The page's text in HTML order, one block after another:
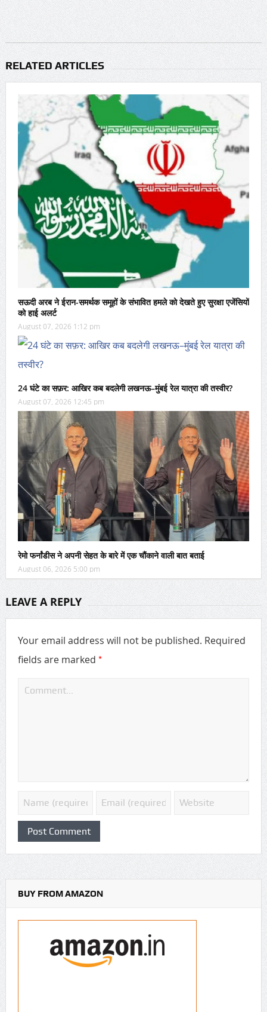
RELATED ARTICLES
सऊदी अरब ने ईरान-समर्थक समूहों के संभावित हमले को देखते हुए सुरक्षा एजेंसियों
को हाई अलर्ट
August 07, 2026 1:12 pm
24 घंटे का सफ़र: आखिर कब बदलेगी लखनऊ–मुंबई रेल यात्रा की तस्वीर?
August 07, 2026 12:45 pm
रेमो फर्नांडीस ने अपनी सेहत के बारे में एक चौंकाने वाली बात बताई
August 06, 2026 5:00 pm
LEAVE A REPLY
Your email address will not be published. Required
fields are marked *
BUY FROM AMAZON